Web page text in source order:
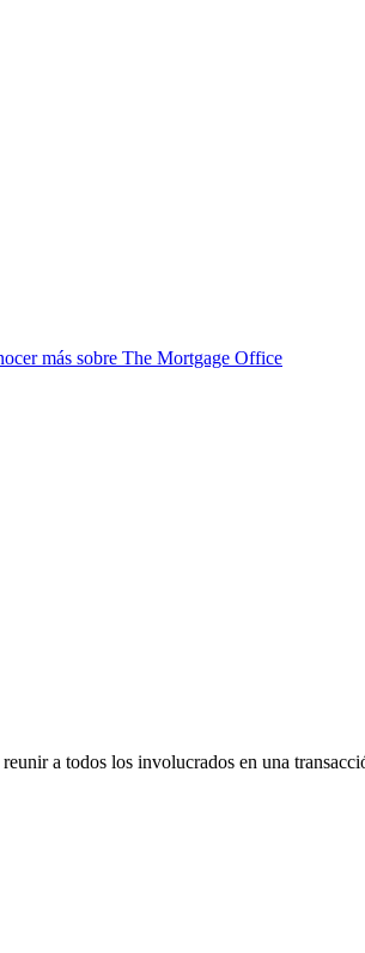
más sobre The Mortgage Office
a todos los involucrados en una